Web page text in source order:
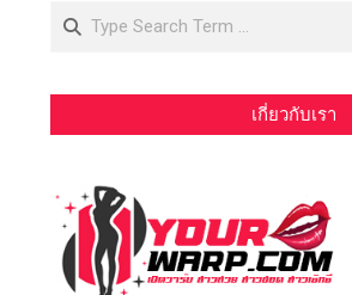
Search
เกี่ยวกับเรา